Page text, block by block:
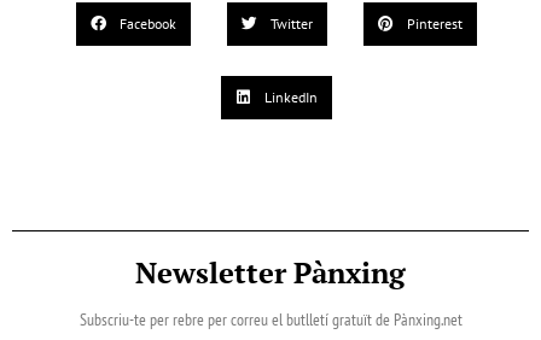
Facebook Twitter Pinterest
LinkedIn
Newsletter Pànxing
Subscriu-te per rebre per correu el butlletí gratuït de Pànxing.net​